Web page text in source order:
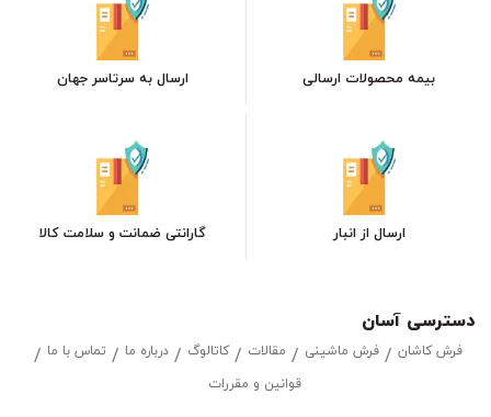
بیمه محصولات ارسالی ارسال به سرتاسر جهان
ارسال از انبار گارانتی ضمانت و سلامت کالا
دسترسی آسان
فرش کاشان فرش ماشینی مقالات کاتالوگ درباره ما
تماس با ما
قوانین و مقررات